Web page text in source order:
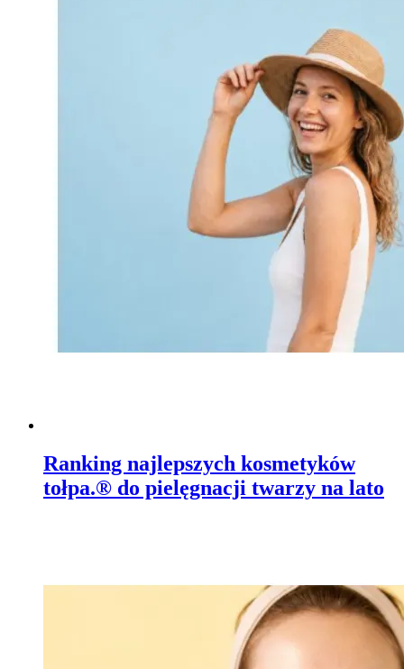
Ranking najlepszych kosmetyków
tołpa.® do pielęgnacji twarzy na lato